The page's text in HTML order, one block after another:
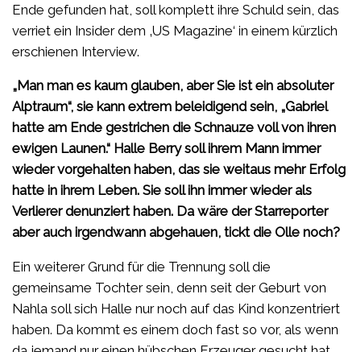
Ende gefunden hat, soll komplett ihre Schuld sein, das
verriet ein Insider dem ‚US Magazine‘ in einem kürzlich
erschienen Interview.
„Man man es kaum glauben, aber Sie ist ein absoluter
Alptraum“, sie kann extrem beleidigend sein, „Gabriel
hatte am Ende gestrichen die Schnauze voll von ihren
ewigen Launen.“ Halle Berry soll ihrem Mann immer
wieder vorgehalten haben, das sie weitaus mehr Erfolg
hatte in ihrem Leben. Sie soll ihn immer wieder als
Verlierer denunziert haben. Da wäre der Starreporter
aber auch irgendwann abgehauen, tickt die Olle noch?
Ein weiterer Grund für die Trennung soll die
gemeinsame Tochter sein, denn seit der Geburt von
Nahla soll sich Halle nur noch auf das Kind konzentriert
haben. Da kommt es einem doch fast so vor, als wenn